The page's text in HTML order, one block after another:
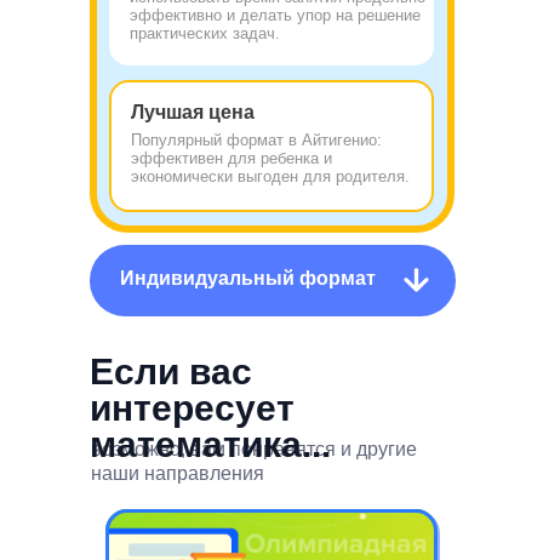
Популярный формат в Айтигенио:
эффективен для ребенка и
экономически выгоден для родителя.
Лучшая цена
эффективно и делать упор на решение
практических задач.
Индивидуальный формат
возможно, вам понравятся и другие
наши направления
Если вас
интересует
математика...